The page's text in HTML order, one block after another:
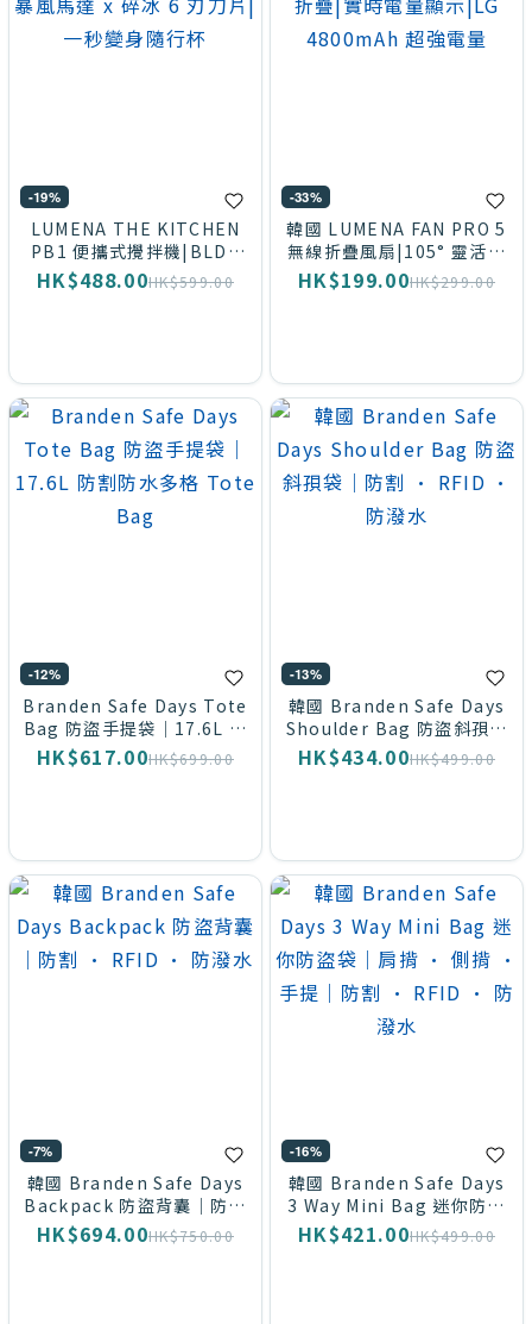
-19%
LUMENA THE KITCHEN
PB1 便攜式攪拌機|BLDC
暴風馬達 x 碎冰 6 刃刀片|
一秒變身隨行杯
HK$488.00HK$599.00
-33%
韓國 LUMENA FAN PRO 5
無線折疊風扇|105° 靈活折
疊|實時電量顯示|LG
4800mAh 超強電量
HK$199.00HK$299.00
-12%
Branden Safe Days Tote
Bag 防盜手提袋｜17.6L 防
割防水多格 Tote Bag
HK$617.00HK$699.00
-13%
韓國 Branden Safe Days
Shoulder Bag 防盜斜孭袋
｜防割 · RFID · 防潑水
HK$434.00HK$499.00
-7%
韓國 Branden Safe Days
Backpack 防盜背囊｜防割
· RFID · 防潑水
HK$694.00HK$750.00
-16%
韓國 Branden Safe Days
3 Way Mini Bag 迷你防盜
袋｜肩揹 · 側揹 · 手提｜
防割 · RFID · 防潑水
HK$421.00HK$499.00